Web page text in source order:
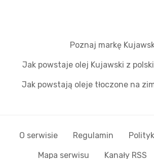
Poznaj markę
Jak powstaje olej Kujawski z
Jak powstają oleje tłoczone na
O serwisie Regulamin
Mapa serwisu Kanały RSS